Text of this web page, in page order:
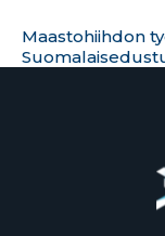
Maastohiihdon
S